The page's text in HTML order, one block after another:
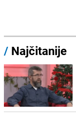
/ Najčitanije